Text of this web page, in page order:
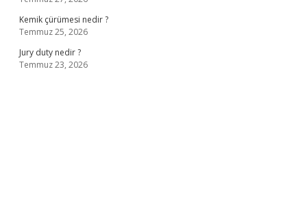
Kemik çürümesi nedir ?
Temmuz 25, 2026
Jury duty nedir ?
Temmuz 23, 2026